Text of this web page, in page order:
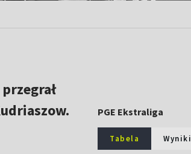
PGE Ekstraliga
Tabela Wyniki